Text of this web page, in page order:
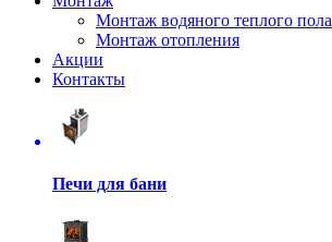
Монтаж водяного теплого пола
Монтаж отопления
Акции
Контакты
Печи для бани